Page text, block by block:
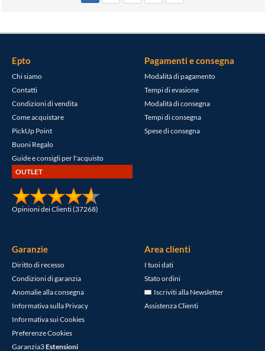
Epto
Chi siamo
Contatti
Condizioni di vendita
Come acquistare
PickUp Point
Buoni Regalo
Guide e consigli per l'acquisto
OUTLET
Opinioni dei Clienti (37268)
Pagamenti e consegna
Modalità di pagamento
Tempi di evasione
Modalità di consegna
Tempi di consegna
Spese di consegna
Garanzie
Diritto di recesso
Condizioni di garanzia
Anomalie alla consegna
Informativa sulla Privacy
Informativa sui Cookies
Preferenze Cookies
Garanzia3Estensioni
Area clienti
I tuoi dati
Stato ordini
Iscriviti alla Newsletter
Assistenza Clienti